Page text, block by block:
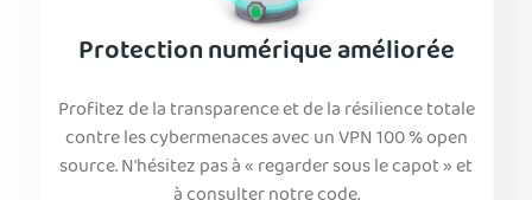
Protection numérique améliorée
Profitez de la transparence et de la résilience totale
contre les cybermenaces avec un VPN 100 % open
source. N'hésitez pas à « regarder sous le capot » et